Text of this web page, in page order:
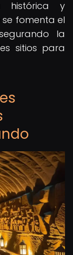
histórica y
fomenta el
la
sitios para